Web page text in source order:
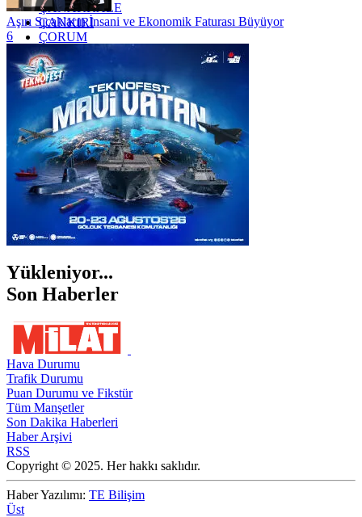
ÇANAKKALE
ÇANKIRI
ÇORUM
İSTANBUL
İZMİR
ŞANLIURFA
ŞIRNAK
Aşırı Sıcakların İnsani ve Ekonomik Faturası Büyüyor
6
Yükleniyor...
Son Haberler
Hava Durumu
Trafik Durumu
Puan Durumu ve Fikstür
Tüm Manşetler
Son Dakika Haberleri
Haber Arşivi
RSS
Copyright © 2025. Her hakkı saklıdır.
Haber Yazılımı: TE Bilişim
Üst